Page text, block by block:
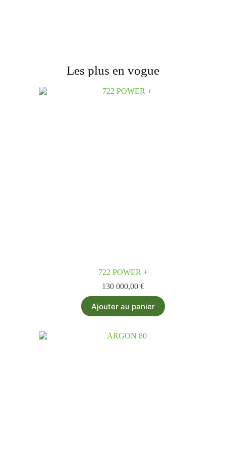
Les plus en vogue
722 POWER +
130 000,00 €
Ajouter au panier